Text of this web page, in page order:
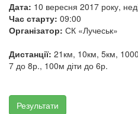
Дата: 10 вересня 2017 року,
Час старту: 09:00
Організатор: СК «Лучеськ»
Дистанції: 21км, 10км, 5км,
7 до 8р., 100м діти до 6р.
Результати